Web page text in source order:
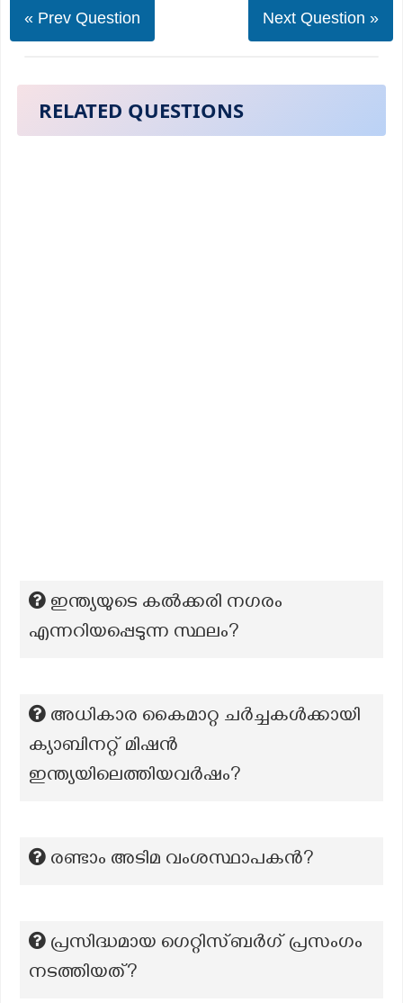
« Prev Question Next Question »
RELATED QUESTIONS
ഇന്ത്യയുടെ കൽക്കരി നഗരം
എന്നറിയപ്പെടുന്ന സ്ഥലം?
അധികാര കൈമാറ്റ ചർച്ചകൾക്കായി
ക്യാബിനറ്റ് മിഷൻ
ഇന്ത്യയിലെത്തിയവർഷം?
രണ്ടാം അടിമ വംശസ്ഥാപകൻ?
പ്രസിദ്ധമായ ഗെറ്റിസ്ബർഗ് പ്രസംഗം
നടത്തിയത്?